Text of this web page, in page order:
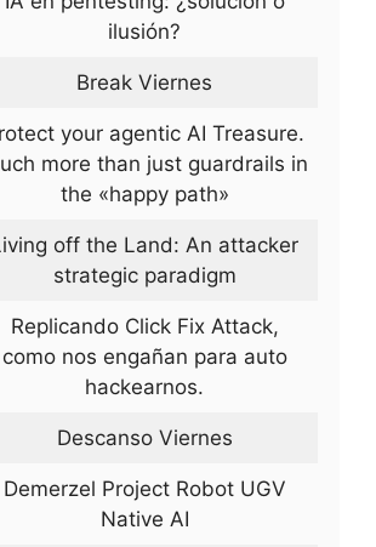
ilusión?
Break Viernes
your agentic AI Treasure.
more than just guardrails in
the «happy path»
off the Land: An attacker
strategic paradigm
Replicando Click Fix Attack,
como nos engañan para auto
hackearnos.
Descanso Viernes
Demerzel Project Robot UGV
Native AI